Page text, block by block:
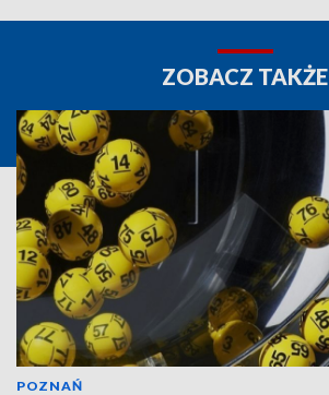
ZOBACZ TAKŻE
POZNAŃ